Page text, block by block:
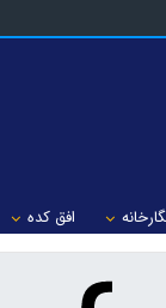
افق کده